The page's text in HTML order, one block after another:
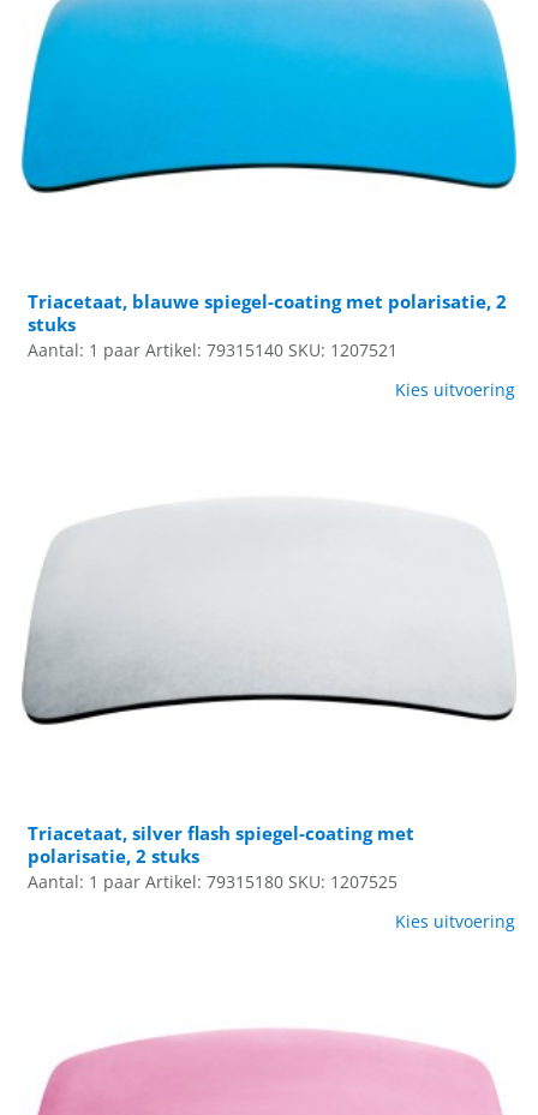
Triacetaat, blauwe spiegel-coating met polarisatie, 2
stuks
Aantal: 1 paar Artikel: 79315140 SKU: 1207521
Kies uitvoering
Triacetaat, silver flash spiegel-coating met
polarisatie, 2 stuks
Aantal: 1 paar Artikel: 79315180 SKU: 1207525
Kies uitvoering